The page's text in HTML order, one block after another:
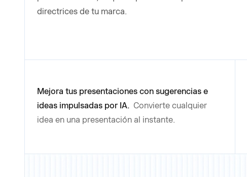
directrices de tu marca.
Mejora tus presentaciones con sugerencias e
ideas impulsadas por IA. Convierte cualquier
idea en una presentación al instante.